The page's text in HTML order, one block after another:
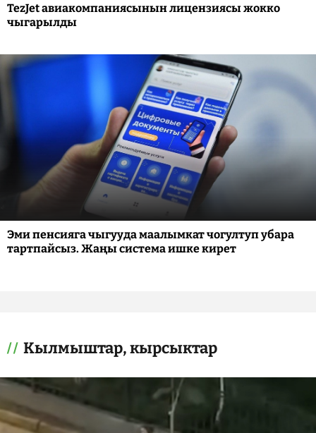
TezJet авиакомпаниясынын лицензиясы жокко
чыгарылды
Эми пенсияга чыгууда маалымкат чогултуп убара
тартпайсыз. Жаңы система ишке кирет
Кылмыштар, кырсыктар